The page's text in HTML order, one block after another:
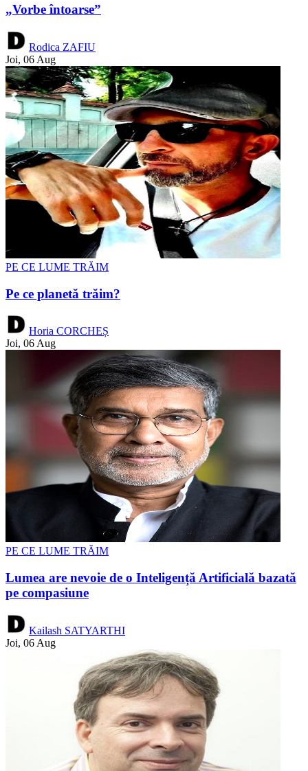
„Vorbe întoarse”
Rodica ZAFIU
Joi, 06 Aug
PE CE LUME TRĂIM
Pe ce planetă trăim?
Horia CORCHEȘ
Joi, 06 Aug
PE CE LUME TRĂIM
Lumea are nevoie de o Inteligență Artificială bazată
pe compasiune
Kailash SATYARTHI
Joi, 06 Aug